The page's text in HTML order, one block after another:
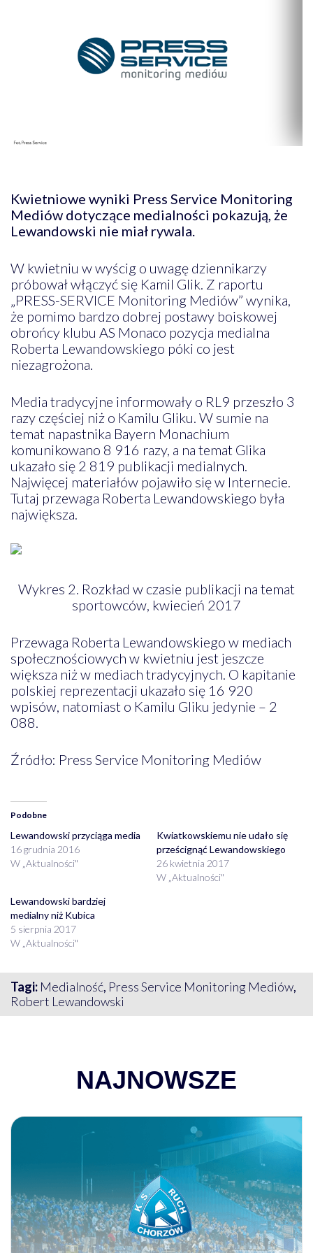
Kwietniowe wyniki Press Service Monitoring
Mediów dotyczące medialności pokazują, że
Lewandowski nie miał rywala.
W kwietniu w wyścig o uwagę dziennikarzy
próbował włączyć się Kamil Glik. Z raportu
„PRESS-SERVICE Monitoring Mediów” wynika,
że pomimo bardzo dobrej postawy boiskowej
obrońcy klubu AS Monaco pozycja medialna
Roberta Lewandowskiego póki co jest
niezagrożona.
Media tradycyjne informowały o RL9 przeszło 3
razy częściej niż o Kamilu Gliku. W sumie na
temat napastnika Bayern Monachium
komunikowano 8 916 razy, a na temat Glika
ukazało się 2 819 publikacji medialnych.
Najwięcej materiałów pojawiło się w Internecie.
Tutaj przewaga Roberta Lewandowskiego była
największa.
Wykres 2. Rozkład w czasie publikacji na temat
sportowców, kwiecień 2017
Przewaga Roberta Lewandowskiego w mediach
społecznościowych w kwietniu jest jeszcze
większa niż w mediach tradycyjnych. O kapitanie
polskiej reprezentacji ukazało się 16 920
wpisów, natomiast o Kamilu Gliku jedynie – 2
088.
Źródło: Press Service Monitoring Mediów
Podobne
Lewandowski przyciąga media
16 grudnia 2016
W „Aktualności"
Kwiatkowskiemu nie udało się
prześcignąć Lewandowskiego
26 kwietnia 2017
W „Aktualności"
Lewandowski bardziej
medialny niż Kubica
5 sierpnia 2017
W „Aktualności"
Tagi: Medialność, Press Service Monitoring Mediów,
Robert Lewandowski
NAJNOWSZE